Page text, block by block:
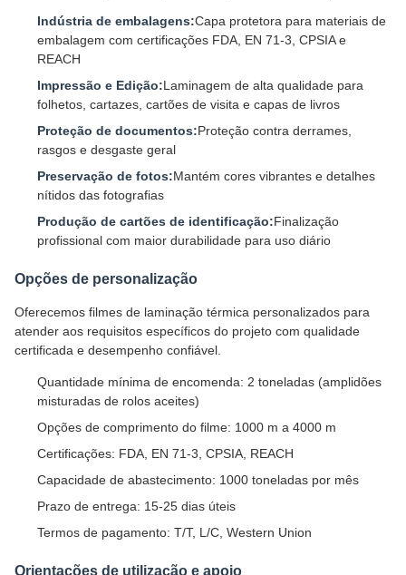
Indústria de embalagens:Capa protetora para materiais de
embalagem com certificações FDA, EN 71-3, CPSIA e
REACH
Impressão e Edição:Laminagem de alta qualidade para
folhetos, cartazes, cartões de visita e capas de livros
Proteção de documentos:Proteção contra derrames,
rasgos e desgaste geral
Preservação de fotos:Mantém cores vibrantes e detalhes
nítidos das fotografias
Produção de cartões de identificação:Finalização
profissional com maior durabilidade para uso diário
Opções de personalização
Oferecemos filmes de laminação térmica personalizados para
atender aos requisitos específicos do projeto com qualidade
certificada e desempenho confiável.
Quantidade mínima de encomenda: 2 toneladas (amplidões
misturadas de rolos aceites)
Opções de comprimento do filme: 1000 m a 4000 m
Certificações: FDA, EN 71-3, CPSIA, REACH
Capacidade de abastecimento: 1000 toneladas por mês
Prazo de entrega: 15-25 dias úteis
Termos de pagamento: T/T, L/C, Western Union
Orientações de utilização e apoio